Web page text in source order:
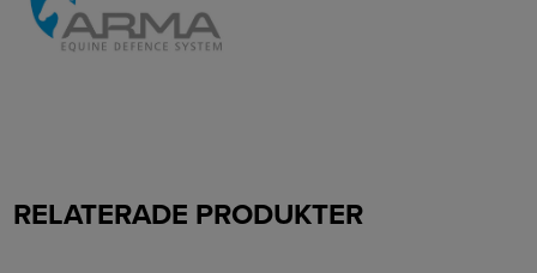
RELATERADE PRODUKTER